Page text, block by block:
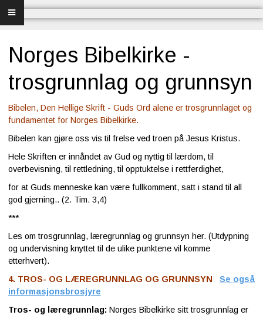
Forsiden
Bibelen og Israel
Livet - merkedager
Om Norges Bibelkirke
Nettkirke
Kontakt
oss
Norges Bibelkirke -
trosgrunnlag og grunnsyn
Bibelen, Den Hellige Skrift - Guds Ord alene er trosgrunnlaget og
fundamentet for Norges Bibelkirke.
Bibelen kan gjøre oss vis til frelse ved troen på Jesus Kristus.
Hele Skriften er innåndet av Gud og nyttig til lærdom, til
overbevisning, til rettledning, til opptuktelse i rettferdighet,
for at Guds menneske kan være fullkomment, satt i stand til all
god gjerning.. (2. Tim. 3,4)
***
Les om trosgrunnlag, læregrunnlag og grunnsyn her. (Utdypning
og undervisning knyttet til de ulike punktene vil komme
etterhvert).
4. TROS- OG LÆREGRUNNLAG OG GRUNNSYN Se også
informasjonsbrosjyre
Tros- og læregrunnlag: Norges Bibelkirke sitt trosgrunnlag er